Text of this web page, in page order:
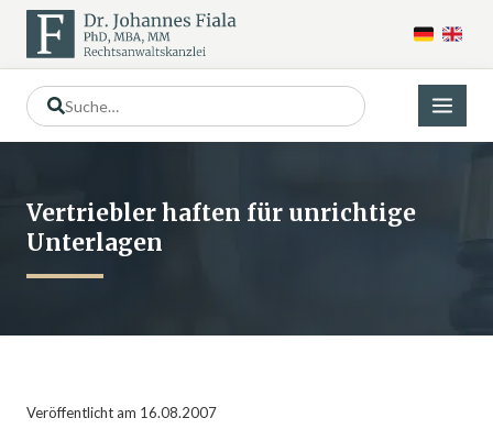
Vertriebler haften für unrichtige
Unterlagen
Veröffentlicht am 16.08.2007